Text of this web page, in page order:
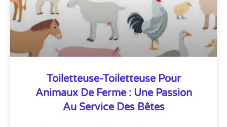
Toiletteuse-Toiletteuse Pour
Animaux De Ferme : Une Passion
Au Service Des Bêtes